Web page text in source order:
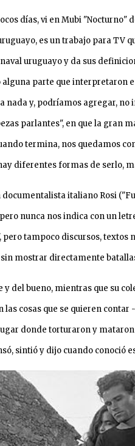
días, vi en Mubi "Nocturno"
es un trabajo paraTV
uruguayo y da sus
parte que interpretaron
nada y, podríamos agregar,
parlantes", en que la gran
termina, nos quedamos
diferentes formas de serlo,
italiano Rosi
nunca nos indica con un
pero tampoco discursos, textos
mostrar directamente
y del bueno, mientras que su
las cosas que se quieren
donde torturaron y mataron
sintió y dijo cuando conoció